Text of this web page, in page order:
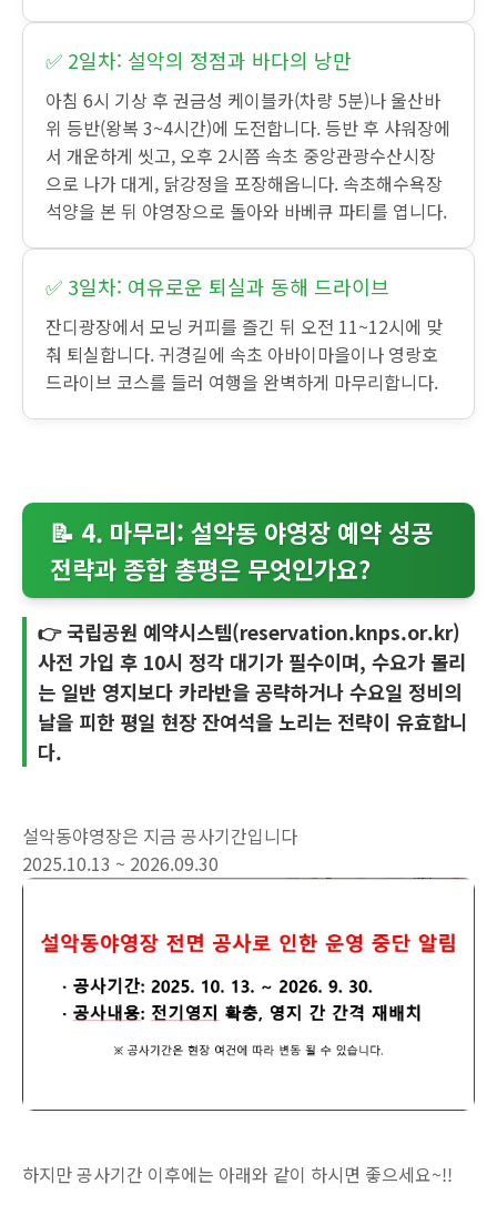
✅ 2일차: 설악의 정점과 바다의 낭만
아침 6시 기상 후 권금성 케이블카(차량 5분)나 울산바
위 등반(왕복 3~4시간)에 도전합니다. 등반 후 샤워장에
서 개운하게 씻고, 오후 2시쯤 속초 중앙관광수산시장
으로 나가 대게, 닭강정을 포장해옵니다. 속초해수욕장
석양을 본 뒤 야영장으로 돌아와 바베큐 파티를 엽니다.
✅ 3일차: 여유로운 퇴실과 동해 드라이브
잔디광장에서 모닝 커피를 즐긴 뒤 오전 11~12시에 맞
춰 퇴실합니다. 귀경길에 속초 아바이마을이나 영랑호
드라이브 코스를 들러 여행을 완벽하게 마무리합니다.
📝 4. 마무리: 설악동 야영장 예약 성공
전략과 종합 총평은 무엇인가요?
👉 국립공원 예약시스템(reservation.knps.or.kr)
사전 가입 후 10시 정각 대기가 필수이며, 수요가 몰리
는 일반 영지보다 카라반을 공략하거나 수요일 정비의
날을 피한 평일 현장 잔여석을 노리는 전략이 유효합니
다.
설악동야영장은 지금 공사기간입니다
2025.10.13 ~ 2026.09.30
하지만 공사기간 이후에는 아래와 같이 하시면 좋으세요~!!